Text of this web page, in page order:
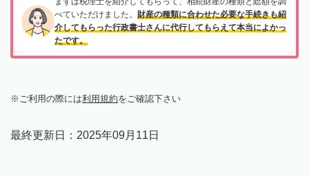
べていただけました。 財産の種類に合わせた必要な手続きも紹
介してもらった行政書士さんに代行してもらえて本当によかっ
たです。
ご利用の際には利用規約をご確認下さい
最終更新日： 2025年09月11日